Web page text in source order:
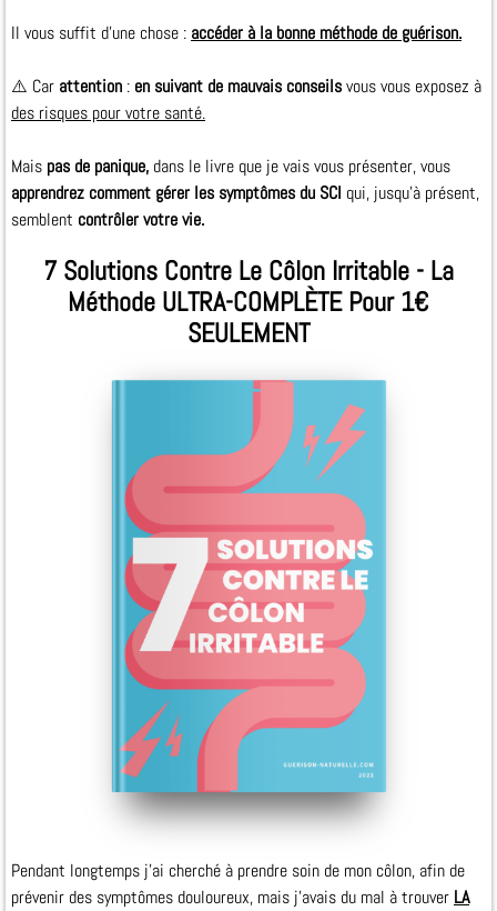
Il vous suffit d'une chose : accéder à la bonne méthode de guérison.
⚠️ Car attention : en suivant de mauvais conseilsvous vous exposez à
des risques pour votre santé.
Mais pas de panique, dans le livre que je vais vous présenter, vous
apprendrez comment gérer les symptômes du SCI qui, jusqu’à présent,
semblent contrôler votre vie.
7 Solutions Contre Le Côlon Irritable - La
Méthode ULTRA-COMPLÈTE Pour 1€
SEULEMENT
Pendant longtemps j'ai cherché à prendre soin de mon côlon, afin de
prévenir des symptômes douloureux, mais j'avais du mal à trouver LA